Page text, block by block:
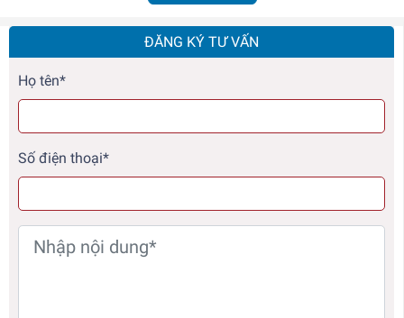
ĐĂNG KÝ TƯ VẤN
Họ tên*
Số điện thoại*